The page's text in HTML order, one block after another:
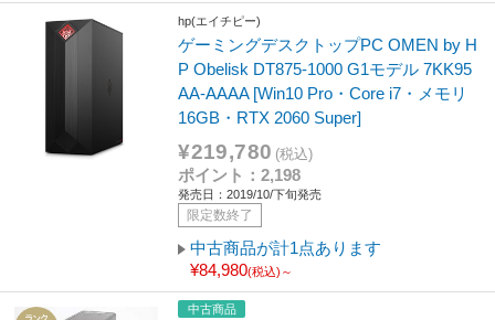
hp(エイチピー)
ゲーミングデスクトップPC OMEN by H
P Obelisk DT875-1000 G1モデル 7KK95
AA-AAAA [Win10 Pro・Core i7・メモリ
16GB・RTX 2060 Super]
¥219,780 (税込)
ポイント：2,198
発売日：2019/10/下旬発売
限定数終了
中古商品が計1点あります
¥84,980(税込)～
中古商品